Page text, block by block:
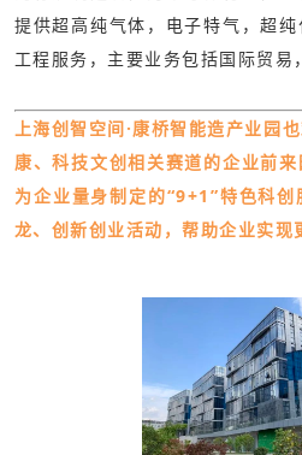
提供超高纯气体，电子特气，超
工程服务，主要业务包括国际贸易
上海创智空间·康桥智能造产业园
康、科技文创相关赛道的企业前
为企业量身制定的“9+1”特色科
龙、创新创业活动，帮助企业实现